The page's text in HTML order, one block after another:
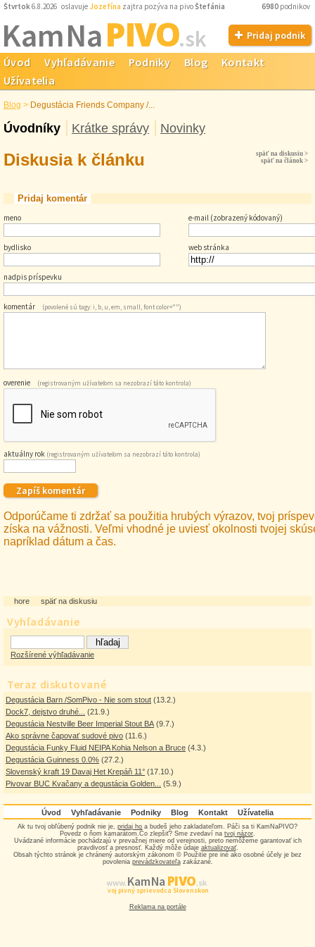
Štvrtok6.8.2026 oslavuje Jozefína zajtra pozýva na pivoŠtefánia 6980 podnikov
Kam NaPIVO.sk Pridaj podnik
Úvod Vyhľadávanie Podniky Blog
Kontakt
Užívatelia
Blog > Degustácia Friends Company /...
Úvodníky Krátke správy Novinky
Vyhľadávanie
Rozšírené výhľadávanie
Teraz diskutované
Degustácia Barn /SomPivo - Nie som stout (13.2.)
Dock7, dejstvo druhé...
(21.9.)
Degustácia Nestville Beer Imperial Stout BA (9.7.)
Ako správne čapovať sudové pivo (11.6.)
Degustácia Funky Fluid NEIPA Kohia Nelson a Bruce (4.3.)
Degustácia Guinness 0.0% (27.2.)
Slovenský kraft 19 Davaj Het Krepáň 11° (17.10.)
Pivovar BUC Kvačany a degustácia Golden...
(5.9.)
späť na diskusiu >
späť na článok >
Diskusia k článku
Pridaj komentár
meno
bydlisko
e-mail (zobrazený kódovaný)
web stránka
nadpis príspevku
komentár (povolené sú tagy: i, b, u, em, small, font color="")
overenie (registrovaným užívateľom sa nezobrazí táto kontrola)
aktuálny rok (registrovaným užívateľom sa nezobrazí táto kontrola)
Odporúčame ti zdržať sa použitia hrubých výrazov, tvoj
získa na vážnosti. Veľmi vhodné je uviesť okolnosti tvojej
napríklad dátum a čas.
hore späť na diskusiu
Úvod Vyhľadávanie Podniky Blog Kontakt Užívatelia
Ak tu tvoj obľúbený podnik nie je, pridaj ho a budeš jeho zakladateľom. Páči sa ti KamNaPIVO?
Povedz o ňom kamarátom.Čo zlepšiť? Sme zvedaví na tvoj názor.
Uvádzané informácie pochádzajú v prevažnej miere od verejnosti, preto nemôžeme garantovať ich
pravdivosť a presnosť. Každý môže údaje aktualizovať.
Obsah týchto stránok je chránený autorským zákonom © Použitie pre iné ako osobné účely je bez
povolenia prevádzkovateľazakázané.
www.Kam Na PIVO.sk
Tvoj pivný sprievodca Slovenskom
Reklama na portále